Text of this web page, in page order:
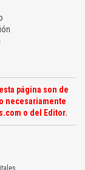
página son de
necesariamente
o del Editor.